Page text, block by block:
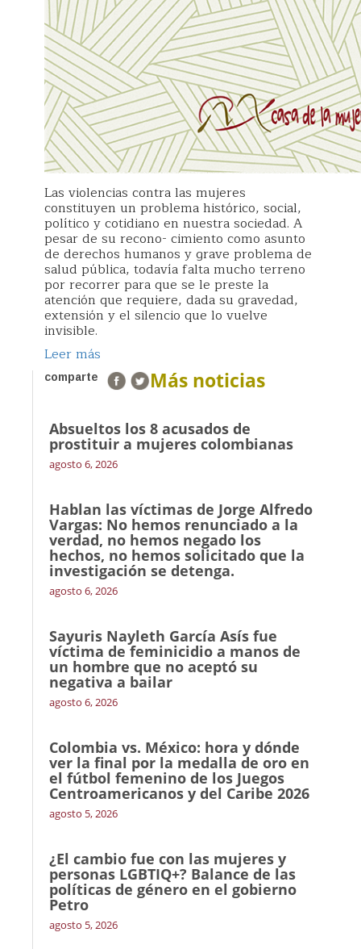
Las violencias contra las mujeres
constituyen un problema histórico, social,
político y cotidiano en nuestra sociedad. A
pesar de su recono- cimiento como asunto
de derechos humanos y grave problema de
salud pública, todavía falta mucho terreno
por recorrer para que se le preste la
atención que requiere, dada su gravedad,
extensión y el silencio que lo vuelve
invisible.
Leer más
comparte Más noticias
Absueltos los 8 acusados de
prostituir a mujeres colombianas
agosto 6, 2026
Hablan las víctimas de Jorge Alfredo
Vargas: No hemos renunciado a la
verdad, no hemos negado los
hechos, no hemos solicitado que la
investigación se detenga.
agosto 6, 2026
Sayuris Nayleth García Asís fue
víctima de feminicidio a manos de
un hombre que no aceptó su
negativa a bailar
agosto 6, 2026
Colombia vs. México: hora y dónde
ver la final por la medalla de oro en
el fútbol femenino de los Juegos
Centroamericanos y del Caribe 2026
agosto 5, 2026
¿El cambio fue con las mujeres y
personas LGBTIQ+? Balance de las
políticas de género en el gobierno
Petro
agosto 5, 2026